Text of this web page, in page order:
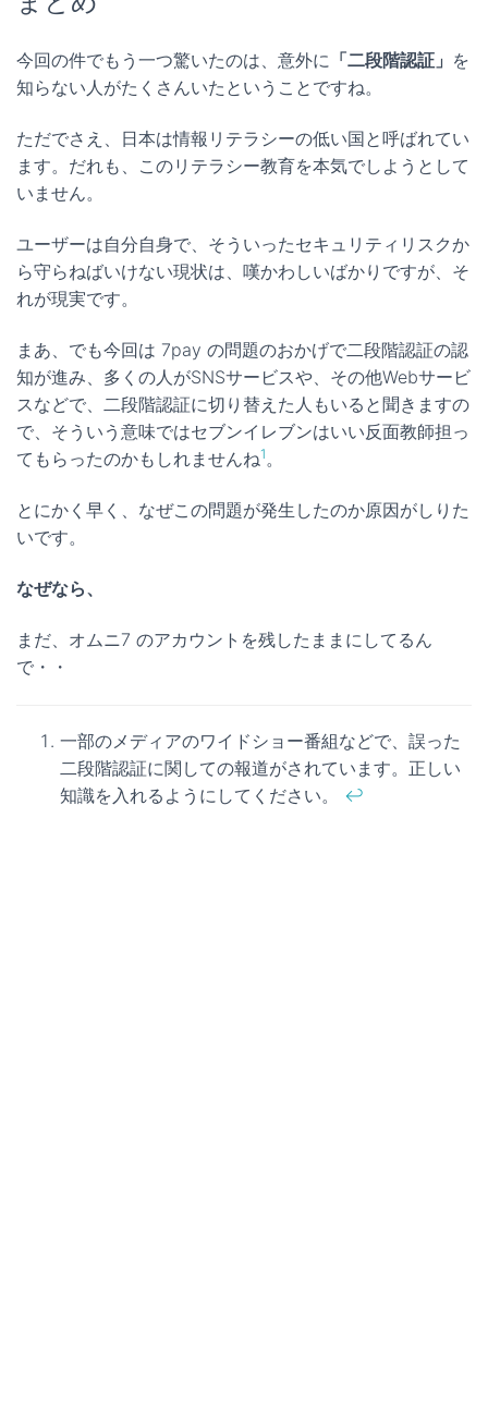
今回の件でもう一つ驚いたのは、意外に 「二段階認証」 を
知らない人がたくさんいたということですね。
ただでさえ、日本は情報リテラシーの低い国と呼ばれてい
ます。だれも、このリテラシー教育を本気でしようとして
いません。
ユーザーは自分自身で、そういったセキュリティリスクか
ら守らねばいけない現状は、嘆かわしいばかりですが、そ
れが現実です。
まあ、でも今回は 7pay の問題のおかげで二段階認証の認
知が進み、多くの人がSNSサービスや、その他Webサービ
スなどで、二段階認証に切り替えた人もいると聞きますの
で、そういう意味ではセブンイレブンはいい反面教師担っ
てもらったのかもしれませんね1 。
とにかく早く、なぜこの問題が発生したのか原因がしりた
いです。
なぜなら、
まだ、オムニ7 のアカウントを残したままにしてるん
で・・
一部のメディアのワイドショー番組などで、誤った
二段階認証に関しての報道がされています。正しい
知識を入れるようにしてください。 ↩